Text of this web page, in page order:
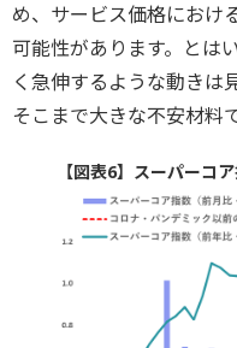
め、サービス価格におけ
可能性があります。とは
く急伸するような動きは
そこまで大きな不安材料
【図表6】スーパーコ